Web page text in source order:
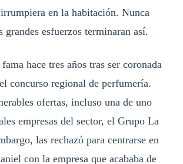
en la habitación. Nunca
grandes esfuerzos terminaran así.
hace tres años tras ser coronada
concurso regional de perfumería.
ofertas, incluso una de uno
empresas del sector, el Grupo La
las rechazó para centrarse en
con la empresa que acababa de